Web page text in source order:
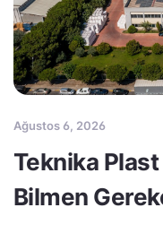
Ağustos 6, 2026
Teknika Plast
Bilmen